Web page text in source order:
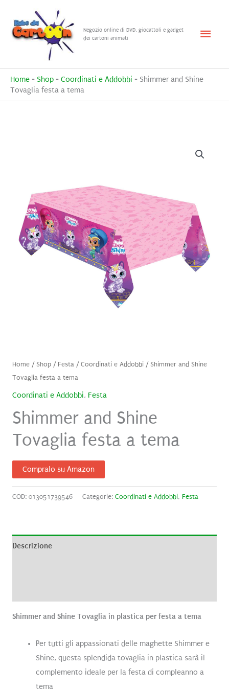
contenuto
Negozio online di DVD, giocattoli e gadget
dei cartoni animati
Menu
Home - Shop - Coordinati e Addobbi - Shimmer and Shine
Tovaglia festa a tema
Home/ Shop/ Festa/Coordinati e Addobbi/ Shimmer and Shine
Tovaglia festa a tema
Coordinati e Addobbi, Festa
Shimmer and Shine
Tovaglia festa a tema
Compralo su Amazon
COD: 013051739546 Categorie: Coordinati e Addobbi, Festa
Descrizione
Shimmer and Shine Tovaglia in plastica per festa a tema
Per tutti gli appassionati delle maghette Shimmer e
Shine, questa splendida tovaglia in plastica sarà il
complemento ideale per la festa di compleanno a
tema